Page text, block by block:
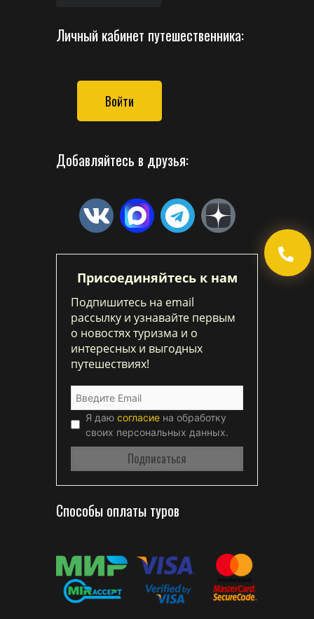
Личный кабинет путешественника:
Войти
Добавляйтесь в друзья:
Присоединяйтесь к нам
Подпишитесь на email
рассылку и узнавайте первым
о новостях туризма и о
интересных и выгодных
путешествиях!
Я даю согласие на обработку
своих персональных данных.
Способы оплаты туров